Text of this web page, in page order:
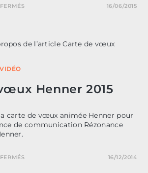
SUR 16/06/2015
VIDÉO
Henner 2015
carte de vœux animée Henner pour
de communication Rézonance
SUR 16/12/2014